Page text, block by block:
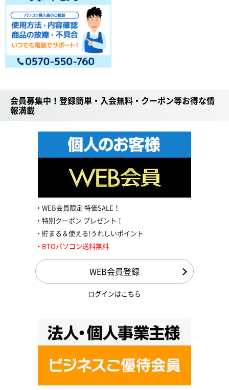
会員募集中！登録簡単・入会無料・クーポン等お得な情
報満載
WEB会員限定 特価SALE！
特別クーポン プレゼント！
貯まる＆使える!うれしいポイント
BTOパソコン送料無料
WEB会員登録
ログインはこちら